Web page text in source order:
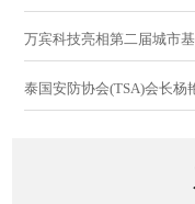
万宾科技亮相第二届城市
泰国安防协会(TSA)会长杨